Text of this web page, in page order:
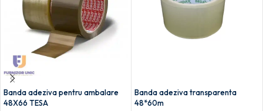
Banda adeziva pentru ambalare
48X66 TESA
Banda adeziva transparenta
48*60m